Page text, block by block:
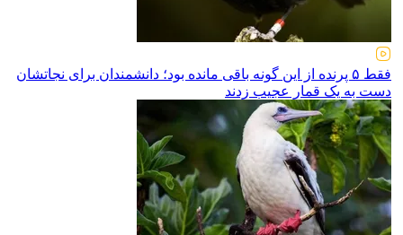
فقط ۵ پرنده از این گونه باقی مانده بود؛ دانشمندان برای نجاتشان
دست به یک قمار عجیب زدند